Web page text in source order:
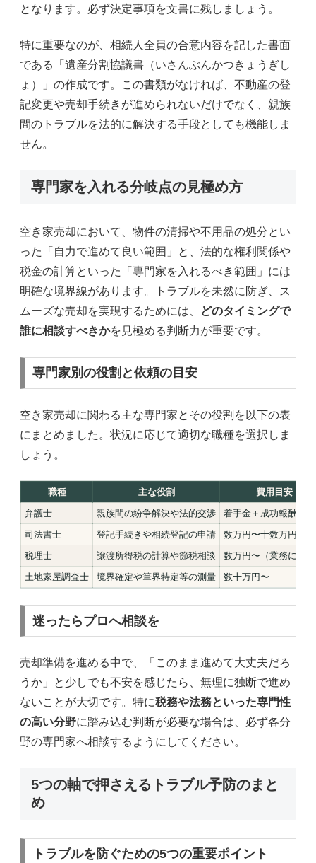
となります。必ず決定事項を文書に残しましょう。
特に重要なのが、相続人全員の合意内容を記した書面
である「遺産分割協議書（いさんぶんかつきょうぎし
ょ）」の作成です。この書類がなければ、不動産の登
記変更や売却手続きが進められないだけでなく、親族
間のトラブルを法的に解決する手段としても機能しま
せん。
専門家を入れる分岐点の見極め方
空き家売却において、物件の清掃や不用品の処分とい
った「自力で進めて良い範囲」と、法的な権利関係や
税金の計算といった「専門家を入れるべき範囲」には
明確な境界線があります。トラブルを未然に防ぎ、ス
ムーズな売却を実現するためには、
どのタイミングで
誰に相談すべきかを見極める判断力が重要です。
専門家別の役割と依頼の目安
空き家売却に関わる主な専門家とその役割を以下の表
にまとめました。状況に応じて適切な職種を選択しま
しょう。
職種 主な役割
費用目安
弁護士
親族間の紛争解決や法的交渉
着手金＋成功報酬
司法書士
登記手続きや相続登記の申請
数万円〜十数万円
税理士
譲渡所得税の計算や節税相談
数万円〜（業務によ
土地家屋調査士
境界確定や筆界特定等の測量 数十万円〜
迷ったらプロへ相談を
売却準備を進める中で、「このまま進めて大丈夫だろ
うか」と少しでも不安を感じたら、無理に独断で進め
ないことが大切です。特に税務や法務といった専門性
の高い分野に踏み込む判断が必要な場合は、必ず各分
野の専門家へ相談するようにしてください。
5つの軸で押さえるトラブル予防のまと
め
トラブルを防ぐための5つの重要ポイント